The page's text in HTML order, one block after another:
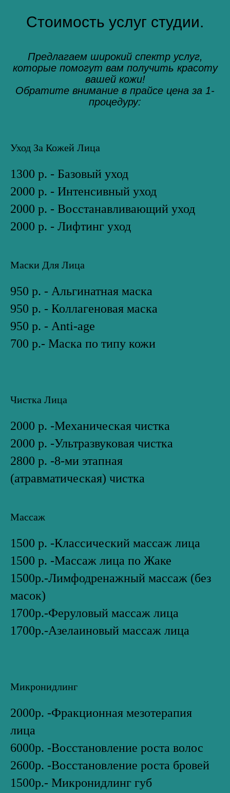
Стоимость услуг студии.
Предлагаем широкий спектр услуг,
которые помогут вам получить красоту
вашей кожи!
Обратите внимание в прайсе цена за 1-
процедуру:
Уход За Кожей Лица
1300 р. - Базовый уход
2000 р. - Интенсивный уход
2000 р. - Восстанавливающий уход
2000 р. - Лифтинг уход
Маски Для Лица
950 р. - Альгинатная маска
950 р. - Коллагеновая маска
950 р. - Anti-age
700 р.- Маска по типу кожи
Чистка Лица
2000 р. -Механическая чистка
2000 р. -Ультразвуковая чистка
2800 р. -8-ми этапная
(атравматическая) чистка
Массаж
1500 р. -Классический массаж лица
1500 р. -Массаж лица по Жаке
1500р.-Лимфодренажный массаж (без
масок)
1700р.-Феруловый массаж лица
1700р.-Азелаиновый массаж лица
Микронидлинг
2000р. -Фракционная мезотерапия
лица
6000р. -Восстановление роста волос
2600р. -Восстановление роста бровей
1500р.- Микронидлинг губ